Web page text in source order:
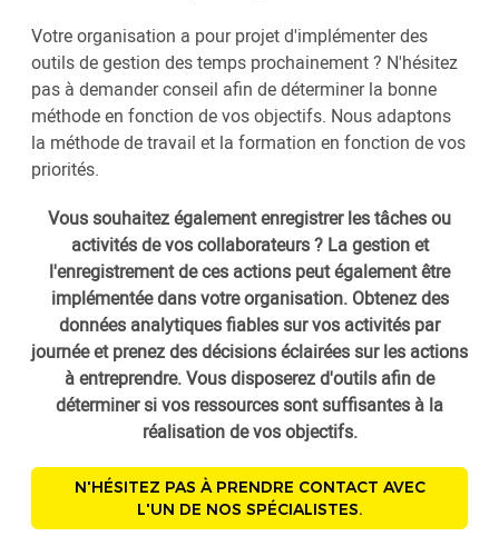
Votre organisation a pour projet d'implémenter des
outils de gestion des temps prochainement ? N'hésitez
pas à demander conseil afin de déterminer la bonne
méthode en fonction de vos objectifs. Nous adaptons
la méthode de travail et la formation en fonction de vos
priorités.
Vous souhaitez également enregistrer les tâches ou
activités de vos collaborateurs ? La gestion et
l'enregistrement de ces actions peut également être
implémentée dans votre organisation. Obtenez des
données analytiques fiables sur vos activités par
journée et prenez des décisions éclairées sur les actions
à entreprendre. Vous disposerez d'outils afin de
déterminer si vos ressources sont suffisantes à la
réalisation de vos objectifs.
N'HÉSITEZ PAS À PRENDRE CONTACT AVEC
L'UN DE NOS SPÉCIALISTES.